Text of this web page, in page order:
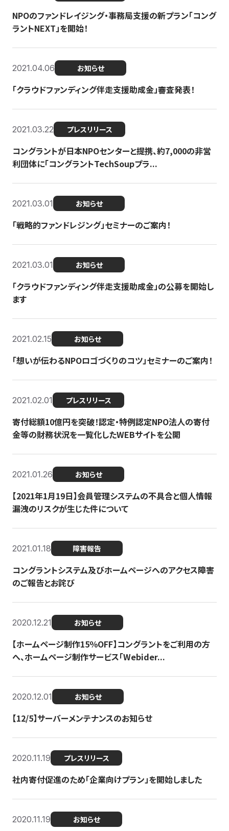
NPOのファンドレイジング・事務局支援の新プラン「コング
ラントNEXT」を開始！
2021.04.06 お知らせ
「クラウドファンディング伴走支援助成金」審査発表！
2021.03.22 プレスリリース
コングラントが日本NPOセンターと提携、約7,000の非営
利団体に「コングラントTechSoupプラ...
2021.03.01 お知らせ
「戦略的ファンドレジング」セミナーのご案内！
2021.03.01 お知らせ
「クラウドファンディング伴走支援助成金」の公募を開始し
ます
2021.02.15 お知らせ
「想いが伝わるNPOロゴづくりのコツ」セミナーのご案内！
2021.02.01 プレスリリース
寄付総額10億円を突破！認定・特例認定NPO法人の寄付
金等の財務状況を一覧化したWEBサイトを公開
2021.01.26 お知らせ
【2021年1月19日】会員管理システムの不具合と個人情報
漏洩のリスクが生じた件について
2021.01.18 障害報告
コングラントシステム及びホームページへのアクセス障害
のご報告とお詫び
2020.12.21 お知らせ
【ホームページ制作15％OFF】コングラントをご利用の方
へ、ホームページ制作サービス「Webider...
2020.12.01 お知らせ
【12/5】サーバーメンテナンスのお知らせ
2020.11.19 プレスリリース
社内寄付促進のため「企業向けプラン」を開始しました
2020.11.19 お知らせ